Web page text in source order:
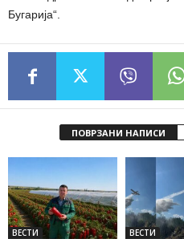
Бугарија“.
ПОВРЗАНИ НАПИСИ
ВЕСТИ ВЕСТИ